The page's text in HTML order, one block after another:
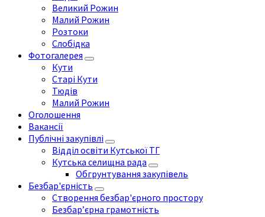
Великий Рожин
Малий Рожин
Розтоки
Слобідка
Фотогалерея
Кути
Старі Кути
Тюдів
Малий Рожин
Оголошення
Вакансії
Публічні закупівлі
Відділ освіти Кутської ТГ
Кутська селищна рада
Обгрунтування закупівель
Безбар'єрність
Створення безбар'єрного простору
Безбар’єрна грамотність